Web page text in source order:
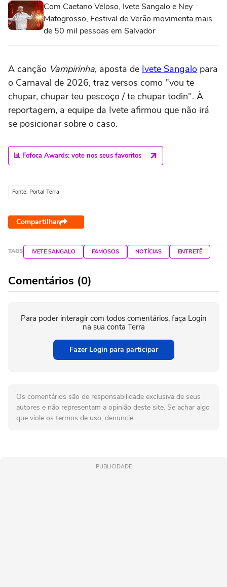
Com Caetano Veloso, Ivete Sangalo e Ney
Matogrosso, Festival de Verão movimenta mais
de 50 mil pessoas em Salvador
A canção Vampirinha, aposta de Ivete Sangalo para
o Carnaval de 2026, traz versos como "vou te
chupar, chupar teu pescoço / te chupar todin". À
reportagem, a equipe da Ivete afirmou que não irá
se posicionar sobre o caso.
📊 Fofoca Awards: vote nos seus favoritos
Fonte: Portal Terra
Compartilhar
TAGS IVETE SANGALO FAMOSOS NOTÍCIAS ENTRETÊ
Comentários (0)
Para poder interagir com todos comentários, faça Login
na sua conta Terra
Fazer Login para participar
Os comentários são de responsabilidade exclusiva de seus
autores e não representam a opinião deste site. Se achar algo
que viole os termos de uso, denuncie.
PUBLICIDADE